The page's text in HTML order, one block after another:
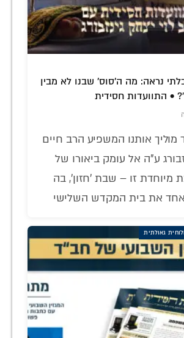
נראה: מה ה'סוס' שבנו לא מבין
• התוועדות חסידית
אותנו המשפיע הרב חיים
ע"ה אל עומק ביאורו של
מיוחדת זו – שבת 'חזון', בה
את בית המקדש השלישי
גאולתית